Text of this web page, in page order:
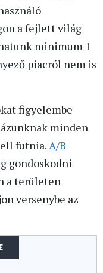
a fejlett világ
minimum 1
piacról nem is
figyelembe
minden
futnia. A/B
gondoskodni
a területen
versenybe az